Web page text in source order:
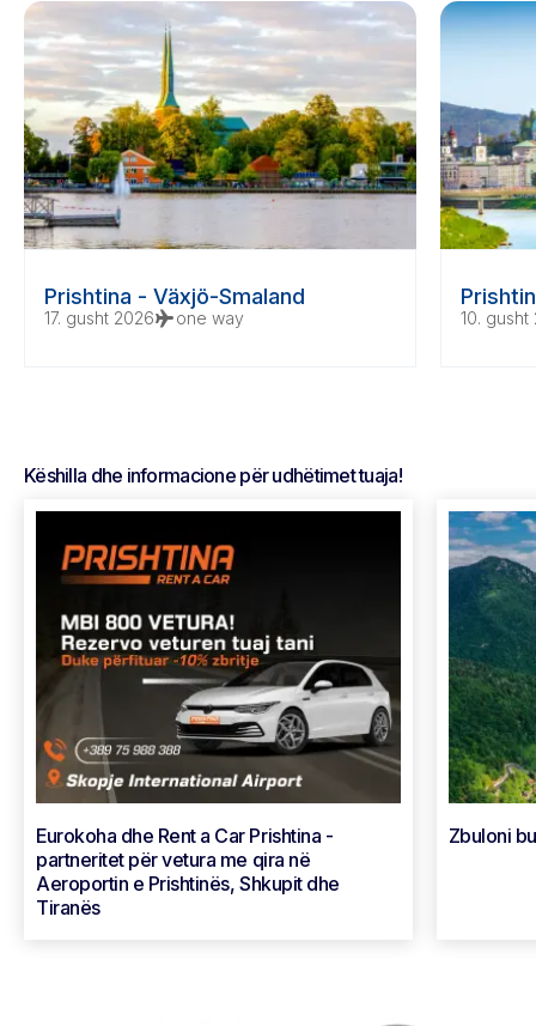
Prishtina - Växjö-Smaland
17. gusht 2026flightone way 10. gusht
Këshilla dhe informacione për udhëtimet tuaja!
Eurokoha dhe Rent a Car Prishtina -
partneritet për vetura me qira në
Aeroportin e Prishtinës, Shkupit dhe
Tiranës
Zbuloni